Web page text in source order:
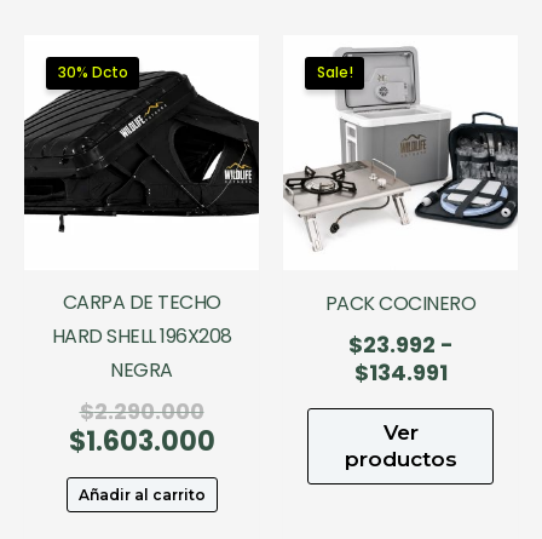
30% Dcto
CARPA DE TECHO
HARD SHELL 196X208
NEGRA
$2.290.000El
precio
era:
$2.290.000.
$1.603.000El
es:
Añadir al carrito
Sale!
PACK COCINERO
$23.992 -
$134.991Rango
desde
$23.992
Ver
productos